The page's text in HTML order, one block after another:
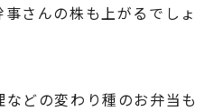
さんの株も上がるでしょ
どの変わり種のお弁当も